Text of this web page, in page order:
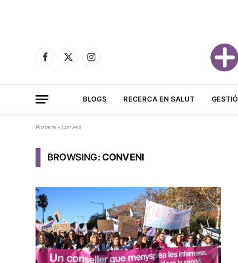
Facebook
X
Instagram
BLOGS RECERCA EN SALUT GESTIÓ
Portada » conveni
BROWSING:CONVENI